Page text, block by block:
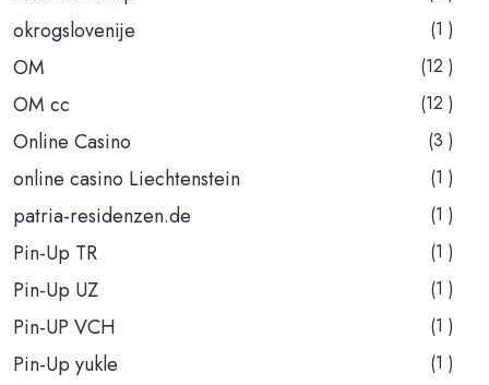
okrogslovenije (1 )
OM (12 )
OM cc (12 )
Online Casino (3 )
online casino Liechtenstein (1 )
patria-residenzen.de (1 )
Pin-Up TR (1 )
Pin-Up UZ (1 )
Pin-UP VCH (1 )
Pin-Up yukle (1 )